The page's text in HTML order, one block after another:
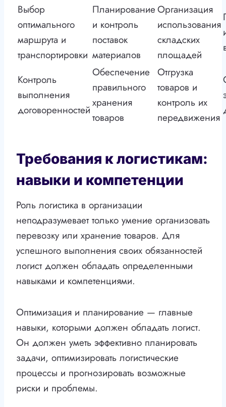
Выбор
оптимального
маршрута и
транспортировки
Планирование
и контроль
поставок
материалов
Организация
использования
складских
площадей
Контроль
выполнения
договоренностей
Обеспечение
правильного
хранения
товаров
Отгрузка
товаров и
контроль их
передвижения
Требования к логистикам:
навыки и компетенции
Роль логистика в организации
неподразумевает только умение организовать
перевозку или хранение товаров. Для
успешного выполнения своих обязанностей
логист должен обладать определенными
навыками и компетенциями.
Оптимизация и планирование — главные
навыки, которыми должен обладать логист.
Он должен уметь эффективно планировать
задачи, оптимизировать логистические
процессы и прогнозировать возможные
риски и проблемы.